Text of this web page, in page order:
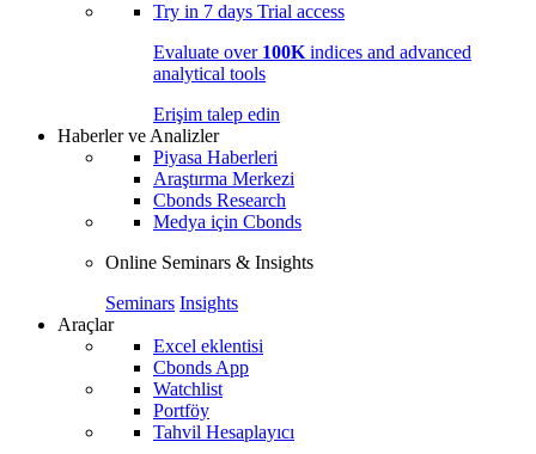
Try in 7 days Trial access
Evaluate over 100K indices and advanced
analytical tools
Erişim talep edin
Haberler ve Analizler
Piyasa Haberleri
Araştırma Merkezi
Cbonds Research
Medya için Cbonds
Online Seminars & Insights
Seminars Insights
Araçlar
Excel eklentisi
Cbonds App
Watchlist
Portföy
Tahvil Hesaplayıcı